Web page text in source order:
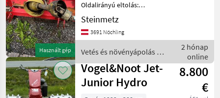
Használt gép
Oldalirányú eltolás:
mechanikus, Hátsó
szinttartó henger Vetés és
növényápolás Lengőkéses
Steinmetz
3691 Nöchling
Vetés és növényápolás /
Vogel&Noot
2 hónap
online
Vogel&Noot Jet-
Junior Hydro
8.800
€